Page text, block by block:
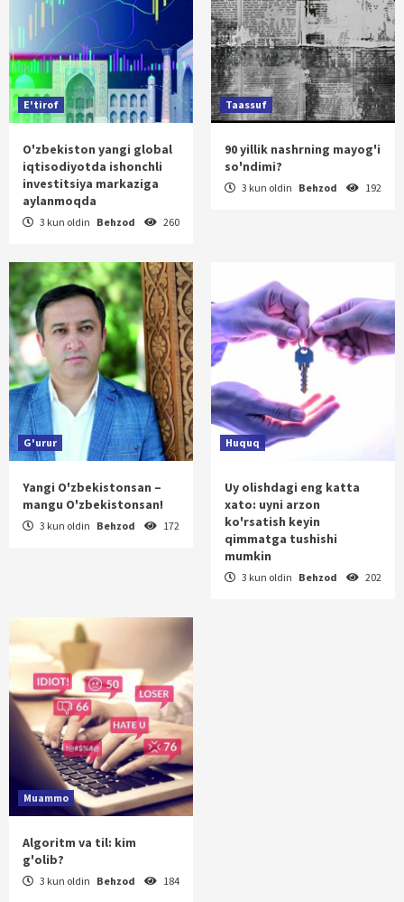
E'tirof
O'zbekiston yangi global
iqtisodiyotda ishonchli
investitsiya markaziga
aylanmoqda
3 kun oldin Behzod 260
Taassuf
90 yillik nashrning mayog'i
so'ndimi?
3 kun oldin Behzod 192
G'urur
Yangi O'zbekistonsan –
mangu O'zbekistonsan!
3 kun oldin Behzod 172
Huquq
Uy olishdagi eng katta
xato: uyni arzon
ko'rsatish keyin
qimmatga tushishi
mumkin
3 kun oldin Behzod 202
Muammo
Algoritm va til: kim
g'olib?
3 kun oldin Behzod 184